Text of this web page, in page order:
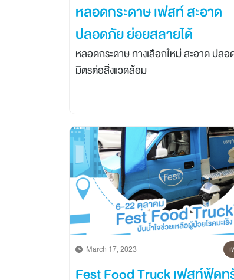
หลอดกระดาษ เฟสท์ สะอาด
ปลอดภัย ย่อยสลายได้
หลอดกระดาษ ทางเลือกใหม่ สะอาด ปลอ
มิตรต่อสิ่งแวดล้อม
March 17, 2023
Fest Food Truck เฟสท์ฟู้ด